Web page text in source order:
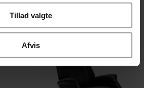
Tillad valgte
Afvis
i samme kategori